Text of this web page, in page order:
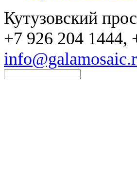
Кутузовский
+7 926 204 1444,